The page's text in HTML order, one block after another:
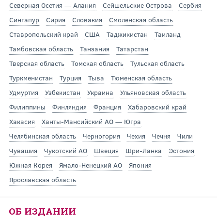
Северная Осетия — Алания
Сейшельские Острова
Сербия
Сингапур
Сирия Словакия
Смоленская область
Ставропольский край
США Таджикистан
Таиланд
Тамбовская область
Танзания
Татарстан
Тверская область
Томская область
Тульская область
Туркменистан
Турция Тыва
Тюменская область
Удмуртия
Узбекистан Украина
Ульяновская область
Филиппины
Финляндия Франция
Хабаровский край
Хакасия
Ханты-Мансийский АО — Югра
Челябинская область
Черногория Чехия Чечня
Чили
Чувашия
Чукотский АО Швеция Шри-Ланка
Эстония
Южная Корея
Ямало-Ненецкий АО
Япония
Ярославская область
ОБ ИЗДАНИИ